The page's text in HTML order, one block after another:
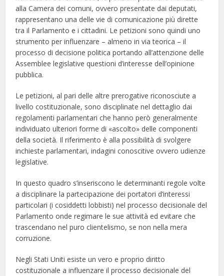
alla Camera dei comuni, ovvero presentate dai deputati,
rappresentano una delle vie di comunicazione più dirette
tra il Parlamento e i cittadini. Le petizioni sono quindi uno
strumento per influenzare – almeno in via teorica – il
processo di decisione politica portando all’attenzione delle
Assemblee legislative questioni d’interesse dell’opinione
pubblica.
Le petizioni, al pari delle altre prerogative riconosciute a
livello costituzionale, sono disciplinate nel dettaglio dai
regolamenti parlamentari che hanno però generalmente
individuato ulteriori forme di «ascolto» delle componenti
della società. Il riferimento è alla possibilità di svolgere
inchieste parlamentari, indagini conoscitive ovvero udienze
legislative.
In questo quadro s’inseriscono le determinanti regole volte
a disciplinare la partecipazione dei portatori d’interessi
particolari (i cosiddetti lobbisti) nel processo decisionale del
Parlamento onde regimare le sue attività ed evitare che
trascendano nel puro clientelismo, se non nella mera
corruzione.
Negli Stati Uniti esiste un vero e proprio diritto
costituzionale a influenzare il processo decisionale del